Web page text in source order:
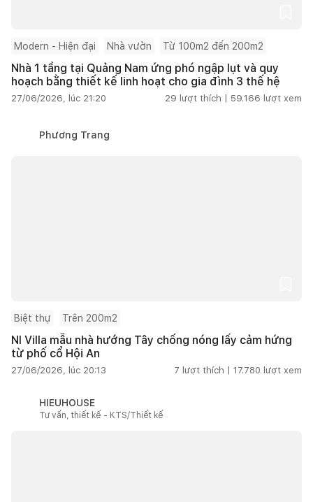
Modern - Hiện đại Nhà vườn Từ 100m2 đến 200m2
Nhà 1 tầng tại Quảng Nam ứng phó ngập lụt và quy
hoạch bằng thiết kế linh hoạt cho gia đình 3 thế hệ
27/06/2026, lúc 21:20 29 lượt thích | 59.166 lượt xem
Phương Trang
Biệt thự Trên 200m2
NI Villa mẫu nhà hướng Tây chống nóng lấy cảm hứng
từ phố cổ Hội An
27/06/2026, lúc 20:13 7 lượt thích | 17.780 lượt xem
HIEUHOUSE
Tư vấn, thiết kế - KTS/Thiết kế